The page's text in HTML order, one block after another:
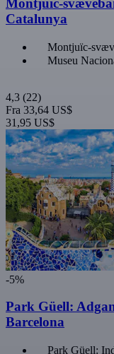
Montjuïc-
Catalunya
Montjuïc-
Museu
4,3 (22)
Fra 33,64 US$
31,95 US$
-5%
Park Güell:
Barcelona
Park Güell: